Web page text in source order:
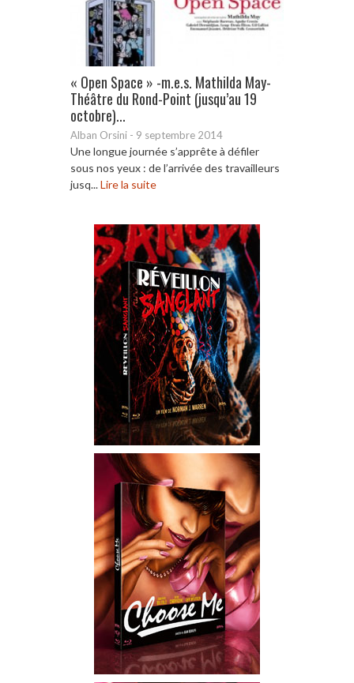
« Open Space » -m.e.s. Mathilda May-
Théâtre du Rond-Point (jusqu’au 19
octobre)...
Alban Orsini - 9 septembre 2014
Une longue journée s’apprête à défiler
sous nos yeux : de l’arrivée des travailleurs
jusq...Lire la suite